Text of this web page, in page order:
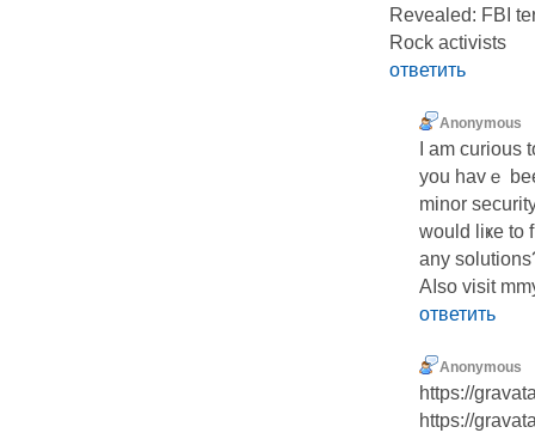
Revealed: FBI
Rock activists
ответить
Anonymous
I am
you havｅ
minor
wоuld lіҝe
any
Aⅼѕo visit
ответить
Anonymous
https://
https://